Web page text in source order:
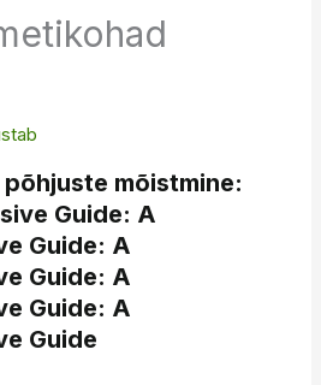
mõistmine:
Guide: A
Guide: A
Guide: A
Guide: A
Guide